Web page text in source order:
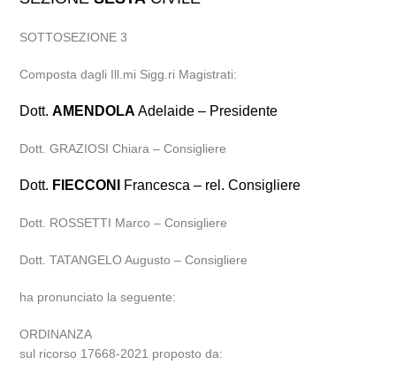
SOTTOSEZIONE 3
Composta dagli Ill.mi Sigg.ri Magistrati:
Dott.AMENDOLA Adelaide – Presidente
Dott. GRAZIOSI Chiara – Consigliere
Dott. FIECCONI Francesca – rel. Consigliere
Dott. ROSSETTI Marco – Consigliere
Dott. TATANGELO Augusto – Consigliere
ha pronunciato la seguente:
ORDINANZA
sul ricorso 17668-2021 proposto da: